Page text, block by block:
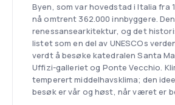
Byen, som var hovedstad i Italia fra
nå omtrent 362.000 innbyggere.
renessansearkitektur, og det
listet som en del av UNESCOs
verdt å besøke katedralen Santa
Uffizi-galleriet og Ponte Vecchio.
temperert middelhavsklima; den
besøk er vår og høst, når været er